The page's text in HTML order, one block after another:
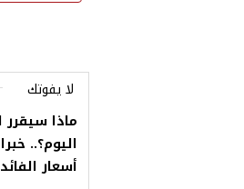
لا يفوتك
ماذا سيقرر
اليوم؟..
أسعار